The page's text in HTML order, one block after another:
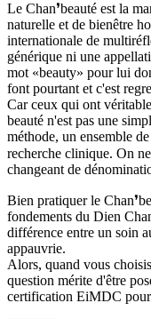
Le Chan❜beauté est la
naturelle et de bienêtre
internationale de
générique ni une
mot «beauty» pour lui
font pourtant et c'est
Car ceux qui ont
beauté n'est pas une
méthode, un ensemble
recherche clinique. On
changeant de
Bien pratiquer le
fondements du Dien
différence entre un soin
appauvrie.
Alors, quand vous
question mérite d'être
certification EiMDC